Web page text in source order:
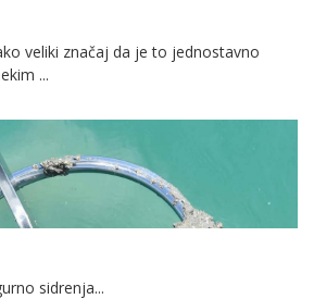
veliki značaj da je to jednostavno
...
sidrenja...